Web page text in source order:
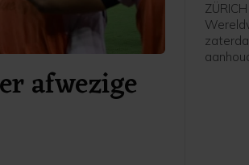
afwezige